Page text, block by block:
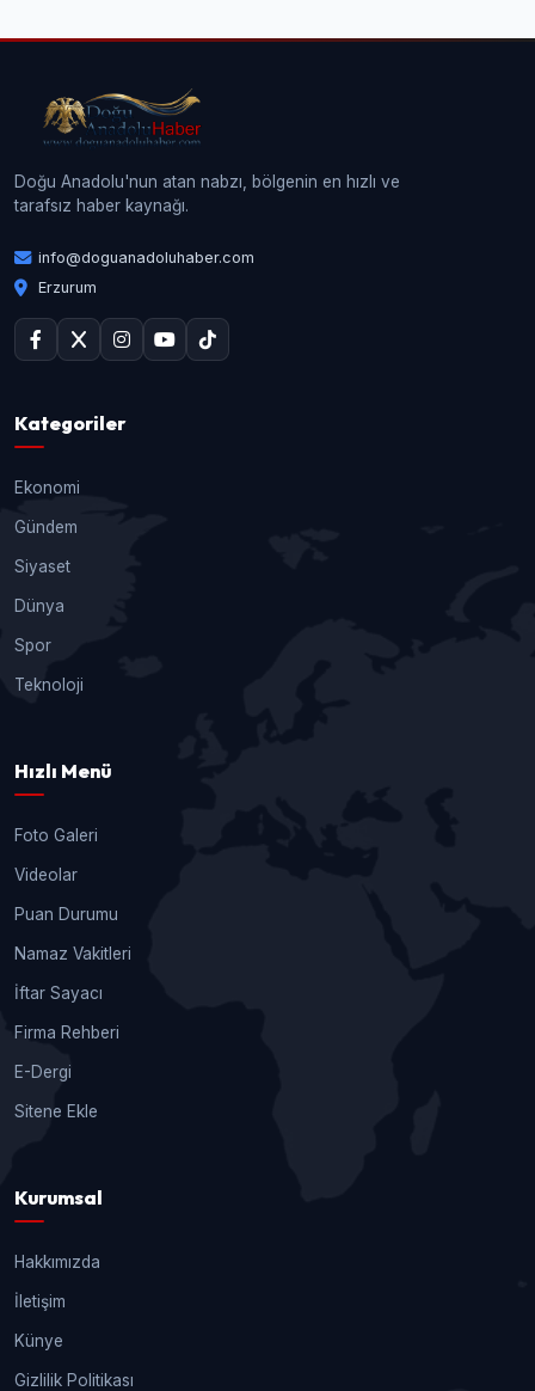
Doğu Anadolu'nun atan nabzı, bölgenin en hızlı ve
tarafsız haber kaynağı.
info@doguanadoluhaber.com
Erzurum
Kategoriler
Ekonomi
Gündem
Siyaset
Dünya
Spor
Teknoloji
Hızlı Menü
Foto Galeri
Videolar
Puan Durumu
Namaz Vakitleri
İftar Sayacı
Firma Rehberi
E-Dergi
Sitene Ekle
Kurumsal
Hakkımızda
İletişim
Künye
Gizlilik Politikası